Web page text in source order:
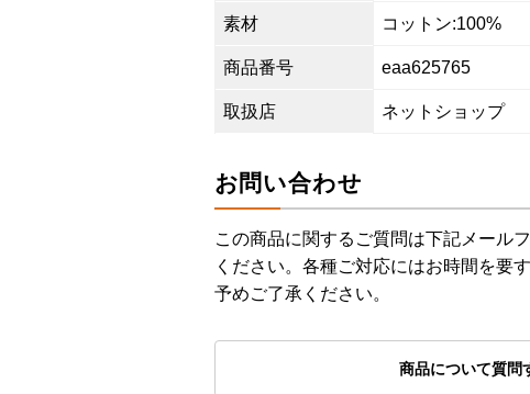
素材 コットン:100%
商品番号 eaa625765
取扱店 ネットショップ
お問い合わせ
この商品に関するご質問は下記メール
ください。各種ご対応にはお時間を要
予めご了承ください。
商品について質問